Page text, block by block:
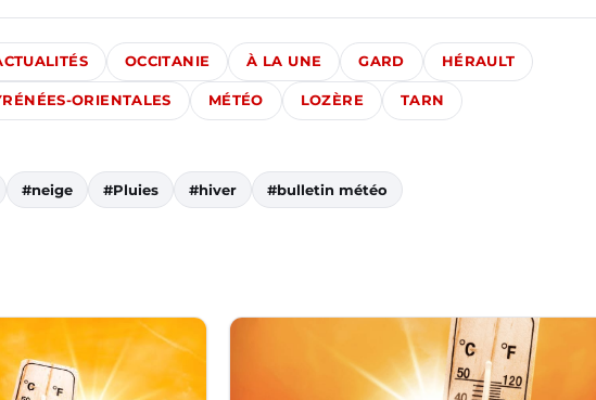
OCCITANIE À LA UNE GARD HÉRAULT
ORIENTALES MÉTÉO LOZÈRE TARN
#neige #Pluies #hiver #bulletin météo